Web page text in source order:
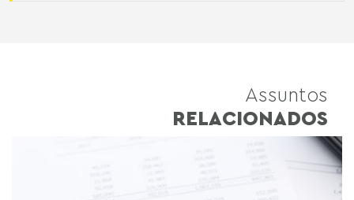
Assuntos
RELACIONADOS